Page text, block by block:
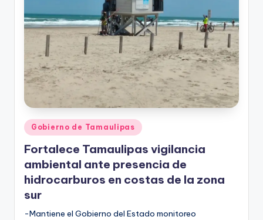
Publicado
en
Gobierno de Tamaulipas
Fortalece Tamaulipas vigilancia
ambiental ante presencia de
hidrocarburos en costas de la zona
sur
-Mantiene el Gobierno del Estado monitoreo